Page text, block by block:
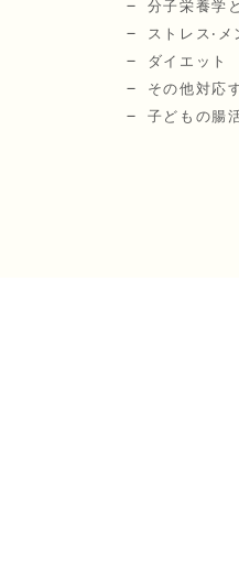
分⼦栄養学
ストレス‧メ
ダイエット
その他対応
子どもの腸